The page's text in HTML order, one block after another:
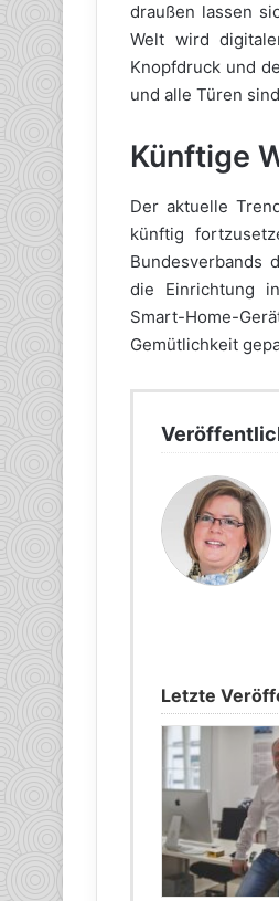
draußen lassen
Welt wird
Knopfdruck und
und alle Türen
Künftige
Der aktuelle
künftig
Bundesverbands
die Einrichtung
Smart-Home-
Gemütlichkeit
Letzte